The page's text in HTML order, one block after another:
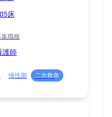
床
集職種
護師
慢性期
二次救急